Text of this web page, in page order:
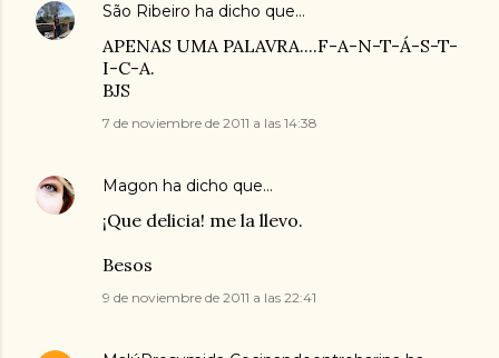
São Ribeiro ha dicho que…
APENAS UMA PALAVRA....F-A-N-T-Á-S-T-
I-C-A.
BJS
7 de noviembre de 2011 a las 14:38
Magon ha dicho que…
¡Que delicia! me la llevo.
Besos
9 de noviembre de 2011 a las 22:41